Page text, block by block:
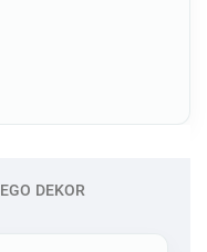
EGO DEKOR